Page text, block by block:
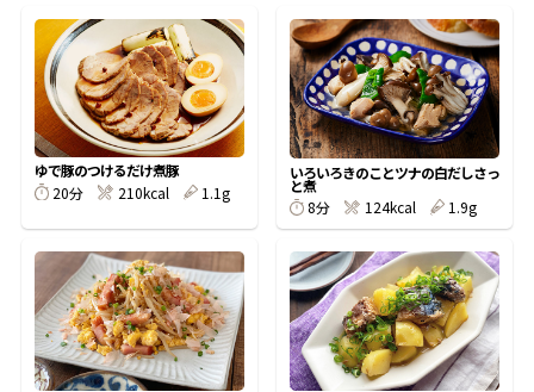
楽チン屋® ストレートつゆ
新鮮一番 『氷熟®』
かつおだしが決め手！簡単茶碗蒸し
ゆで豚のつけるだけ煮豚
20分
210kcal 1.1g
いろいろきのことツナの白だしさっ
と煮
8分
124kcal 1.9g